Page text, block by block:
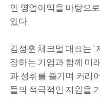
인 영업이익을 바탕으
있다.
김정훈 체크멀 대표는
장하는 기업과 함께 미
과 성취를 즐기며 커리
들의 적극적인 지원을